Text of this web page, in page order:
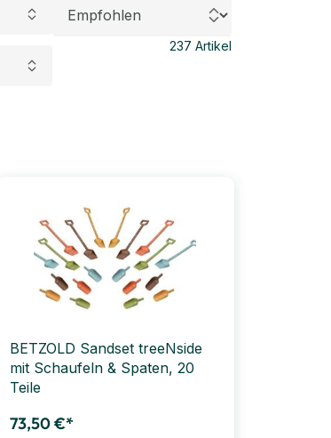
237 Artikel
BETZOLD Sandset treeNside
mit Schaufeln & Spaten, 20
Teile
73,50 €*